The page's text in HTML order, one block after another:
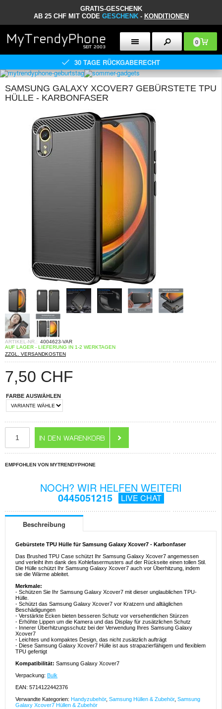
GRATIS-GESCHENK
AB 25 CHF MIT CODE GESCHENK- KONDITIONEN
0
30 TAGE RÜCKGABERECHT
SAMSUNG GALAXY XCOVER7 GEBÜRSTETE TPU
HÜLLE - KARBONFASER
ARTIKEL-NR.: 4004623-VAR
AUF LAGER - LIEFERUNG IN 1-2 WERKTAGEN
ZZGL. VERSANDKOSTEN
7,50 CHF
FARBE AUSWÄHLEN
EMPFOHLEN VON MYTRENDYPHONE
NOCH? WIR HELFEN WEITERI
0445051215 LIVE CHAT
Beschreibung
Gebürstete TPU Hülle für Samsung Galaxy Xcover7 - Karbonfaser
Das Brushed TPU Case schützt Ihr Samsung Galaxy Xcover7 angemessen
und verleiht ihm dank des Kohlefasermusters auf der Rückseite einen tollen Stil.
Die Hülle schützt Ihr Samsung Galaxy Xcover7 auch vor Überhitzung, indem
sie die Wärme ableitet.
Merkmale:
- Schützen Sie Ihr Samsung Galaxy Xcover7 mit dieser unglaublichen TPU-
Hülle.
- Schützt das Samsung Galaxy Xcover7 vor Kratzern und alltäglichen
Beschädigungen
- Verstärkte Ecken bieten besseren Schutz vor versehentlichen Stürzen
- Erhöhte Lippen um die Kamera und das Display für zusätzlichen Schutz
- Innerer Überhitzungsschutz bei der Verwendung Ihres Samsung Galaxy
Xcover7
- Leichtes und kompaktes Design, das nicht zusätzlich aufträgt
- Diese Samsung Galaxy Xcover7 Hülle ist aus strapazierfähigem und flexiblem
TPU gefertigt
Kompatibilität: Samsung Galaxy Xcover7
Verpackung: Bulk
EAN: 5714122442376
Verwandte Kategorien: Handyzubehör, Samsung Hüllen & Zubehör, Samsung
Galaxy Xcover7 Hüllen & Zubehör